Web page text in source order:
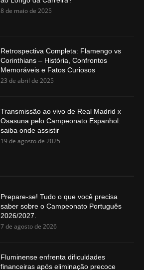
8 de maio de 2025
Retrospectiva Completa: Flamengo vs
Corinthians – História, Confrontos
Memoráveis e Fatos Curiosos
23 de abril de 2025
Transmissão ao vivo de Real Madrid x
Osasuna pelo Campeonato Espanhol:
saiba onde assistir
19 de agosto de 2025
Prepare-se! Tudo o que você precisa
saber sobre o Campeonato Português
2026/2027.
7 de agosto de 2026
Fluminense enfrenta dificuldades
financeiras após eliminação precoce